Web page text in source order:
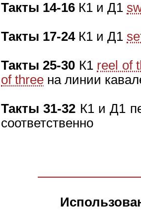
Такты 14-16 К1 и Д1
Такты 17-24К1 и Д1
Такты 25-30 К1 reel of
of three на линии
Такты 31-32 К1 и Д1
соответственно